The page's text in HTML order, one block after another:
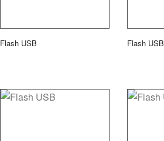
Flash USB Flash USB